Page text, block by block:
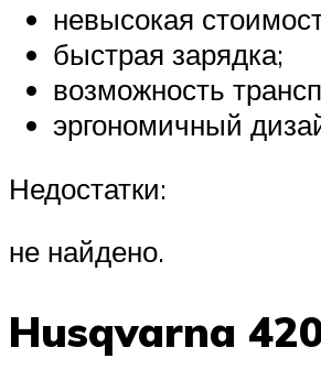
невысокая
быстрая зарядка;
возможность
эргономичный
Недостатки:
не найдено.
Husqvarna